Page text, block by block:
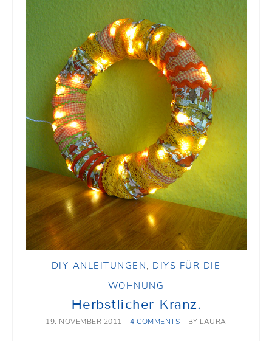
DIY-ANLEITUNGEN, DIYS FÜR DIE
WOHNUNG
Herbstlicher Kranz.
19. NOVEMBER 2011 4 COMMENTS BY LAURA